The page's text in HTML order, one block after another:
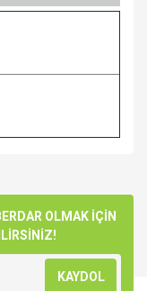
OLMAK İÇİN
KAYDOL